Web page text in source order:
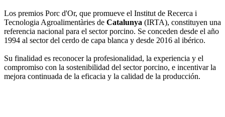
Los premios Porc d'Or, que promueve el Institut de Recerca i
Tecnologia Agroalimentàries de Catalunya (IRTA), constituyen una
referencia nacional para el sector porcino. Se conceden desde el año
1994 al sector del cerdo de capa blanca y desde 2016 al ibérico.
Su finalidad es reconocer la profesionalidad, la experiencia y el
compromiso con la sostenibilidad del sector porcino, e incentivar la
mejora continuada de la eficacia y la calidad de la producción.